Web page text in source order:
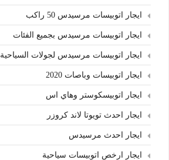
ايجار اتوبيسات مرسيدس 50 راكب
ايجار اتوبيسات مرسيدس بجميع الفئات
ايجار اتوبيسات مرسيدس لجولات السياحية
ايجار اتوبيسات وباصات 2020
ايجار اتوبيسكوستر وهاي اس
ايجار احدث تويوتا لاند كروزر
ايجار احدث مرسيدس
ايجار ارخص اتوبيسات سياحية